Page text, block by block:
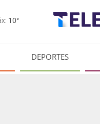
10°
DEPORTES